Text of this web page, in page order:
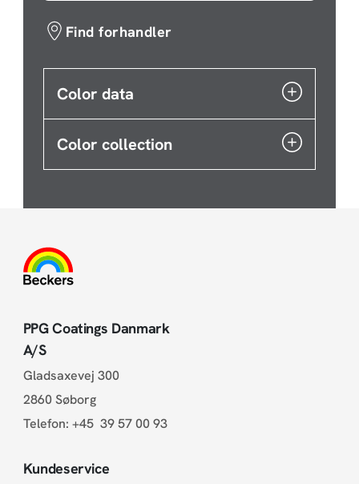
Find forhandler
Color data
Color collection
PPG Coatings Danmark
A/S
Gladsaxevej 300
2860 Søborg
Telefon: +45 39 57 00 93
Kundeservice